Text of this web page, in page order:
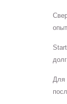
Для